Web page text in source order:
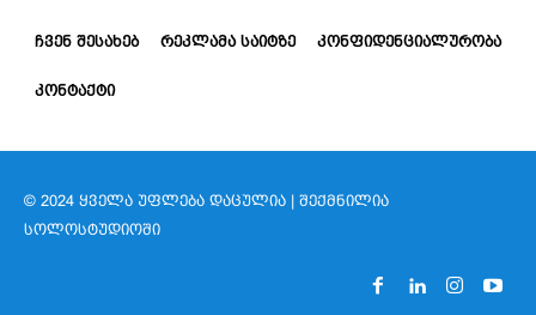
ᲩᲕᲔᲜ ᲨᲔᲡᲐᲮᲔᲑ ᲠᲔᲙᲚᲐᲛᲐ ᲡᲐᲘᲢᲖᲔ ᲙᲝᲜᲤᲘᲓᲔᲜᲪᲘᲐᲚᲣᲠᲝᲑᲐ
ᲙᲝᲜᲢᲐᲥᲢᲘ
© 2024 ᲧᲕᲔᲚᲐ ᲣᲤᲚᲔᲑᲐ ᲓᲐᲪᲣᲚᲘᲐ | ᲨᲔᲥᲛᲜᲘᲚᲘᲐ
ᲡᲝᲚᲝᲡᲢᲣᲓᲘᲝᲨᲘ